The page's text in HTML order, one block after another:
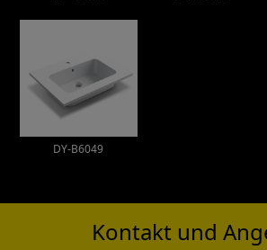
DY-B6049
Kontakt und